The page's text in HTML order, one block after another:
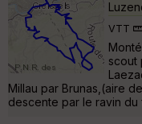
VTT
scout
Millau par Brunas,(aire
descente par le ravin du